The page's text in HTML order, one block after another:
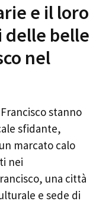
e il loro
delle belle
nel
stanno
sfidante,
marcato calo
nei
una città
e sede di